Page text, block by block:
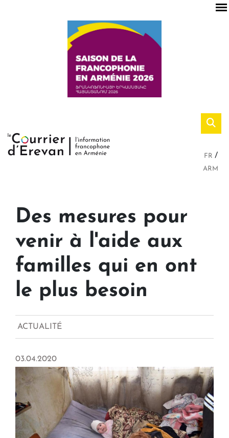
FR
ARM
Des mesures pour
venir à l'aide aux
familles qui en ont
le plus besoin
ACTUALITÉ
03.04.2020